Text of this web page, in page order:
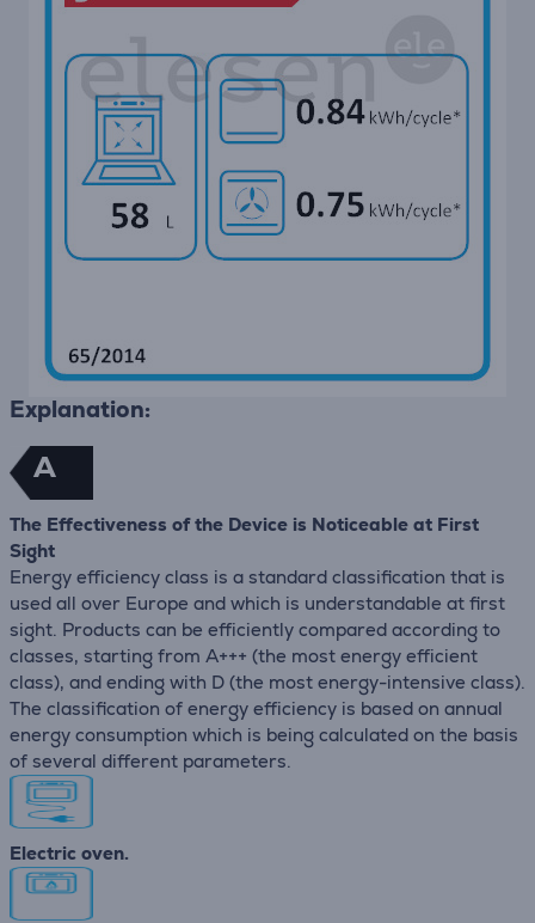
Explanation:
A
The Effectiveness of the Device is Noticeable at First
Sight
Energy efficiency class is a standard classification that is
used all over Europe and which is understandable at first
sight. Products can be efficiently compared according to
classes, starting from A+++ (the most energy efficient
class), and ending with D (the most energy-intensive class).
The classification of energy efficiency is based on annual
energy consumption which is being calculated on the basis
of several different parameters.
Electric oven.